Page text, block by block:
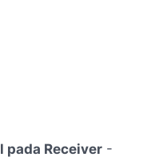
pada Receiver -